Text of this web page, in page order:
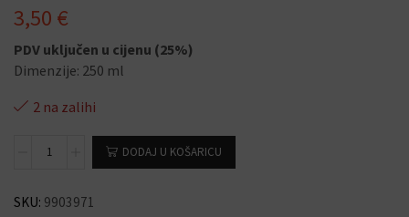
3,50 €
PDV uključen u cijenu (25%)
Dimenzije: 250 ml
2 na zalihi
DODAJ U KOŠARICU
SKU: 9903971